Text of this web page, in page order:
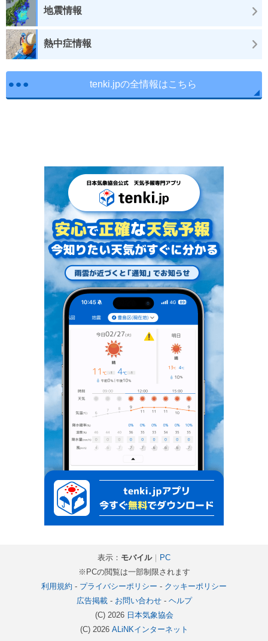
地震情報
熱中症情報
tenki.jpの全情報はこちら
表示： モバイル｜ PC
※PCの閲覧は一部制限されます
利用規約 - プライバシーポリシー - クッキーポリシー
広告掲載- お問い合わせ- ヘルプ
(C) 2026 日本気象協会
(C) 2026 ALiNKインターネット